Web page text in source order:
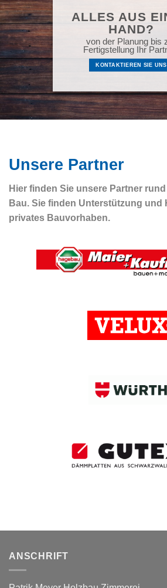
ALLES AUS
HAND?
von der Planung bis
Fertigstellung Ihr
KONTAKTIEREN SIE UNS
Unsere Partner
Hier finden Sie unsere Partner
Bau. Sie finden Unterstützung und
privates Bauvorhaben.
ANSCHRIFT